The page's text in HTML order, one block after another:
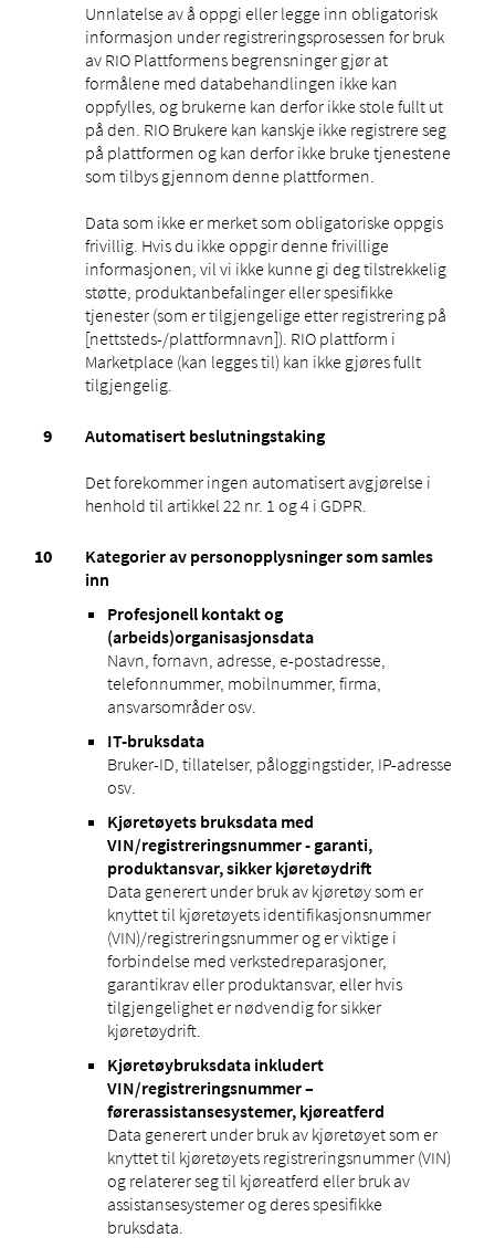
Unnlatelse av å oppgi eller legge inn obligatorisk
informasjon under registreringsprosessen for bruk
av RIO Plattformens begrensninger gjør at
formålene med databehandlingen ikke kan
oppfylles, og brukerne kan derfor ikke stole fullt ut
på den. RIO Brukere kan kanskje ikke registrere seg
på plattformen og kan derfor ikke bruke tjenestene
som tilbys gjennom denne plattformen.
Data som ikke er merket som obligatoriske oppgis
frivillig. Hvis du ikke oppgir denne frivillige
informasjonen, vil vi ikke kunne gi deg tilstrekkelig
støtte, produktanbefalinger eller spesifikke
tjenester (som er tilgjengelige etter registrering på
[nettsteds-/plattformnavn]). RIO plattform i
Marketplace (kan legges til) kan ikke gjøres fullt
tilgjengelig.
Automatisert beslutningstaking
Det forekommer ingen automatisert avgjørelse i
henhold til artikkel 22 nr. 1 og 4 i GDPR.
Kategorier av personopplysninger som samles
inn
Profesjonell kontakt og
(arbeids)organisasjonsdata
Navn, fornavn, adresse, e-postadresse,
telefonnummer, mobilnummer, firma,
ansvarsområder osv.
IT-bruksdata
Bruker-ID, tillatelser, påloggingstider, IP-adresse
osv.
Kjøretøyets bruksdata med
VIN/registreringsnummer - garanti,
produktansvar, sikker kjøretøydrift
Data generert under bruk av kjøretøy som er
knyttet til kjøretøyets identifikasjonsnummer
(VIN)/registreringsnummer og er viktige i
forbindelse med verkstedreparasjoner,
garantikrav eller produktansvar, eller hvis
tilgjengelighet er nødvendig for sikker
kjøretøydrift.
Kjøretøybruksdata inkludert
VIN/registreringsnummer –
førerassistansesystemer, kjøreatferd
Data generert under bruk av kjøretøyet som er
knyttet til kjøretøyets registreringsnummer (VIN)
og relaterer seg til kjøreatferd eller bruk av
assistansesystemer og deres spesifikke
bruksdata.